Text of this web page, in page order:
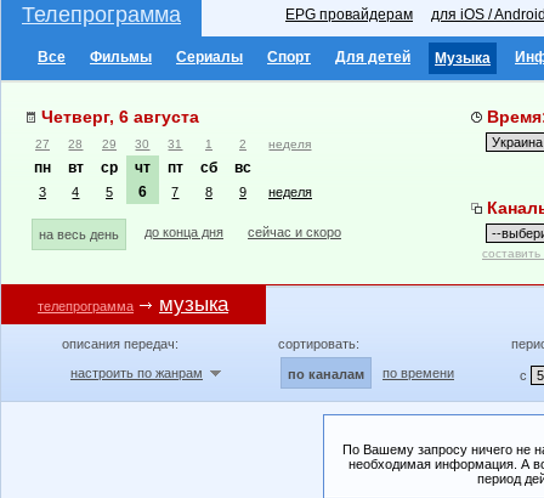
Телепрограмма EPG провайдерам для iOS /
Все Фильмы Сериалы Спорт Для детей Музыка
Четверг, 6 августа
27 28 29 30 31 1 2 неделя
пн вт ср чт пт сб вс
3 4 5 6 7 8 9 неделя
на весь день до конца дня сейчас и скоро
телепрограмма музыка
описания передач:
настроить по жанрам
сортировать:
по каналам по времени с
По Вашему запросу ничего не
необходимая информация. А
период